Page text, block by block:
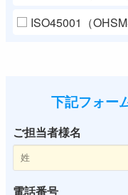
ISO45001（
下記フォー
ご担当者様名
電話番号